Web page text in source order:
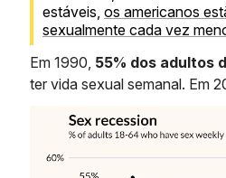
estáveis, os americanos
sexualmente cada vez
Em 1990, 55% dos adultos
ter vida sexual semanal. Em